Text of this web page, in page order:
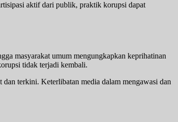
aktif dari publik, praktik korupsi dapat
masyarakat umum mengungkapkan keprihatinan
tidak terjadi kembali.
terkini. Keterlibatan media dalam mengawasi dan